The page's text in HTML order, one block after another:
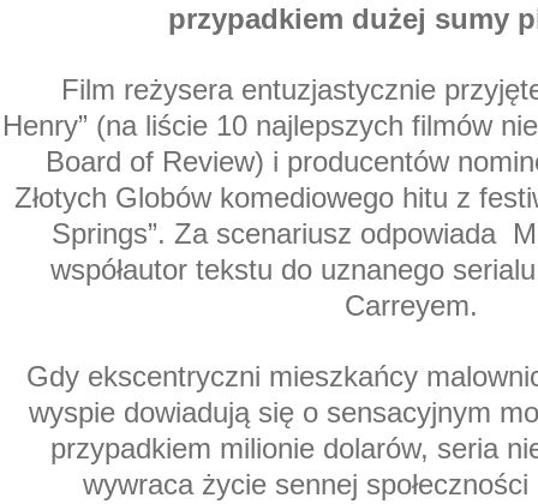
przypadkiem dużej sumy
Film reżysera entuzjastycznie
Henry” (na liście 10 najlepszych filmów
Board of Review) i producentów
Złotych Globów komediowego hitu z
Springs”. Za scenariusz odpowiada
współautor tekstu do uznanego
Carreyem.
Gdy ekscentryczni mieszkańcy
wyspie dowiadują się o sensacyjnym
przypadkiem milionie dolarów, seria
wywraca życie sennej